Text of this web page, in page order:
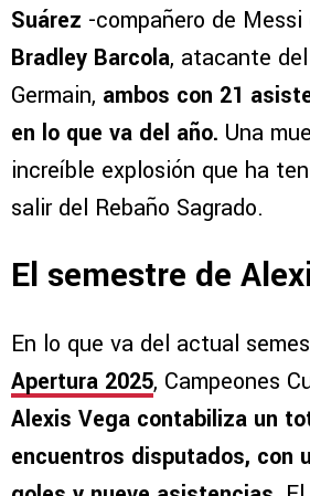
Suárez -compañero de
Bradley Barcola, atacante
Germain, ambos con 21
en lo que va del año. Una
increíble explosión que ha
salir del Rebaño Sagrado.
El semestre de
En lo que va del actual
Apertura 2025, Campeones
Alexis Vega contabiliza un
encuentros disputados, con